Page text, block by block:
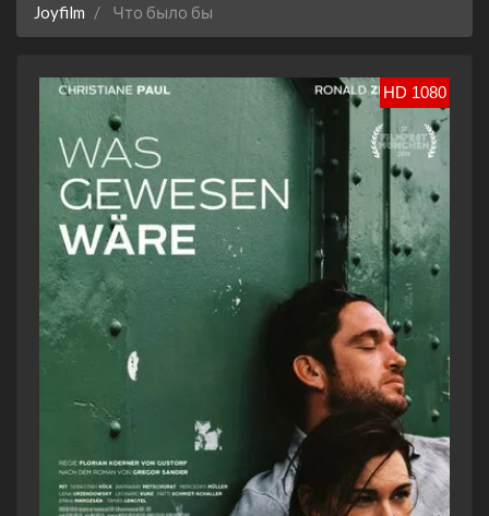
Joyfilm Что было бы
HD 1080